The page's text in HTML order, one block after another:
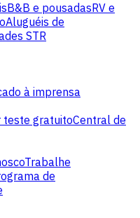
B&B e pousadasRV e
Aluguéis de
STR
à imprensa
teste gratuitoCentral de
Trabalhe
de